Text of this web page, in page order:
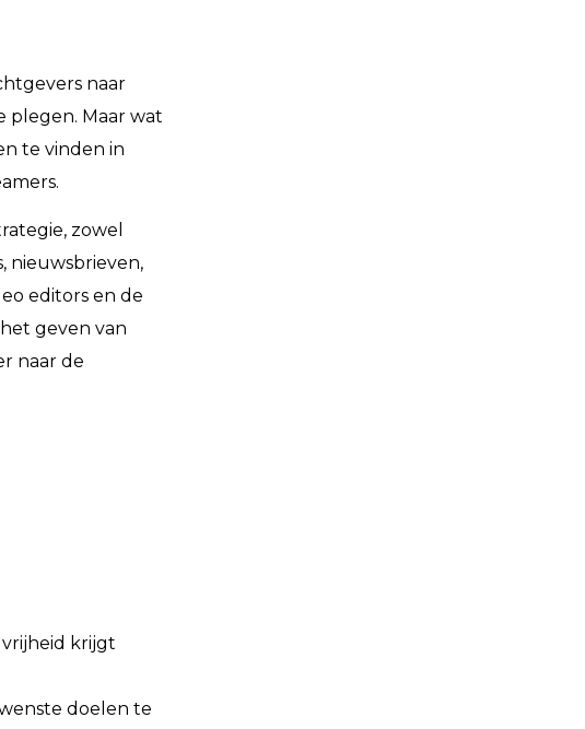
naar
plegen. Maar wat
te vinden in
zowel
nieuwsbrieven,
editors en de
geven van
naar de
krijgt
doelen te